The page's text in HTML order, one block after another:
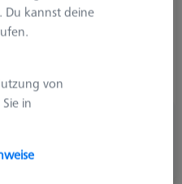
M3 XXT
55,0 mm
Gerade
Du kannst deine
von
in